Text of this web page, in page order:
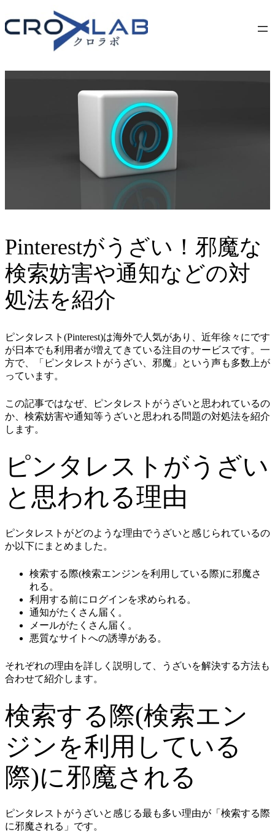
to
content
Pinterestがうざい！邪魔な
検索妨害や通知などの対
処法を紹介
ピンタレスト(Pinterest)は海外で人気があり、近年徐々にです
が日本でも利用者が増えてきている注目のサービスです。一
方で、「ピンタレストがうざい、邪魔」という声も多数上が
っています。
この記事ではなぜ、ピンタレストがうざいと思われているの
か、検索妨害や通知等うざいと思われる問題の対処法を紹介
します。
ピンタレストがうざい
と思われる理由
ピンタレストがどのような理由でうざいと感じられているの
か以下にまとめました。
検索する際(検索エンジンを利用している際)に邪魔さ
れる。
利用する前にログインを求められる。
通知がたくさん届く。
メールがたくさん届く。
悪質なサイトへの誘導がある。
それぞれの理由を詳しく説明して、うざいを解決する方法も
合わせて紹介します。
検索する際(検索エン
ジンを利用している
際)に邪魔される
ピンタレストがうざいと感じる最も多い理由が「検索する際
に邪魔される」です。